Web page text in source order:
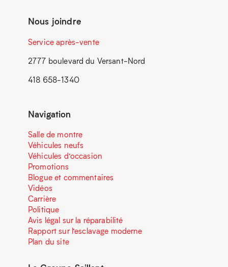
Nous joindre
Service après-vente
2777 boulevard du Versant-Nord
418 658-1340
Navigation
Salle de montre
Véhicules neufs
Véhicules d’occasion
Promotions
Blogue et commentaires
Vidéos
Carrière
Politique
Avis légal sur la réparabilité
Rapport sur l’esclavage moderne
Plan du site